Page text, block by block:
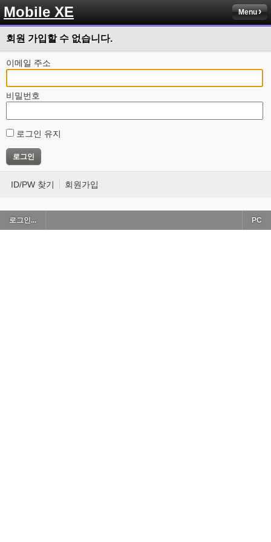
Mobile XE Menu
회원 가입할 수 없습니다.
이메일 주소
비밀번호
로그인 유지
ID/PW 찾기 회원가입
로그인... PC